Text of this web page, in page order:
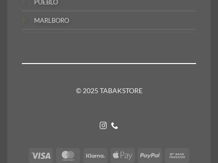
PUEBLO
MARLBORO
© 2025 TABAKSTORE
Visa MasterCardKlarna
Apple
PayPal